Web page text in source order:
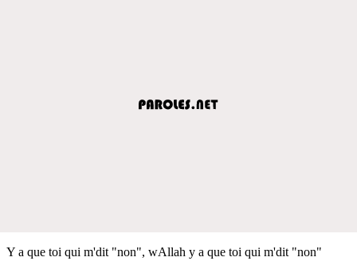
Y a que toi qui m'dit "non", wAllah y a que toi qui m'dit "non"